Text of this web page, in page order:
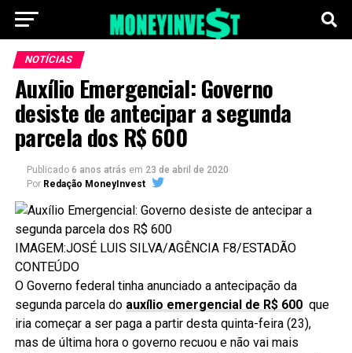
NOTÍCIAS
Auxílio Emergencial: Governo
desiste de antecipar a segunda
parcela dos R$ 600
Publicado 6 anos atrás em 23 de abril de 2020
Por Redação MoneyInvest
IMAGEM:JOSÉ LUIS SILVA/AGÊNCIA F8/ESTADÃO
CONTEÚDO
O Governo federal tinha anunciado a antecipação da
segunda parcela do auxílio emergencial de R$ 600 que
iria começar a ser paga a partir desta quinta-feira (23),
mas de última hora o governo recuou e não vai mais